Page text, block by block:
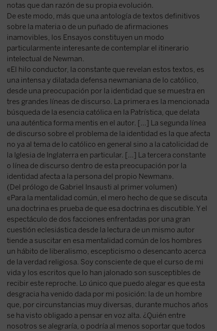
notas que dan razón de su propia evolución.
De este modo, más que una antología de textos definitivos
sobre la materia o de un puñado de afirmaciones
inamovibles, los Ensayos constituyen un modo
particularmente interesante de contemplar el itinerario
intelectual de Newman.
«El hilo conductor, la constante que revelan estos textos, es
una intensa y dilatada defensa newmaniana de lo católico,
desde una preocupación por la identidad que se muestra en
tres grandes líneas de discurso. La primera es la mencionada
búsqueda de la esencia católica en la Patrística, que delata
una auténtica forma mentis en el autor. [...] La segunda línea
de discurso sobre el problema de la identidad es la que afecta
no ya al tema de lo católico en general sino a la catolicidad de
la Iglesia de Inglaterra en particular. [...] La tercera constante
o línea de discurso dentro de esta preocupación por la
identidad afecta a la persona del propio Newman».
(Del prólogo de Gabriel Insausti al primer volumen)
«Para la mentalidad común, el mero hecho de que se discuta
una doctrina es prueba de que esa doctrina es discutible. Y el
espectáculo de dos facciones enfrentadas por una gran
cuestión eclesiástica desde la lectura de un mismo autor
tiende a suscitar en esa mentalidad común de los hombres
un hábito de liberalismo, escepticismo o desencanto acerca
de la verdad religiosa. Soy consciente de que el curso de mi
vida y los escritos que lo han jalonado son susceptibles de
recibir este reproche. Lo único que puedo alegar es que esta
desgracia ha venido dada por mi posición: la de un hombre
que, por circunstancias muy diversas, durante muchos años
se ha visto obligado a pensar en voz alta. ¿Quién entre
nosotros se alegraría, o podría al menos soportar que todos